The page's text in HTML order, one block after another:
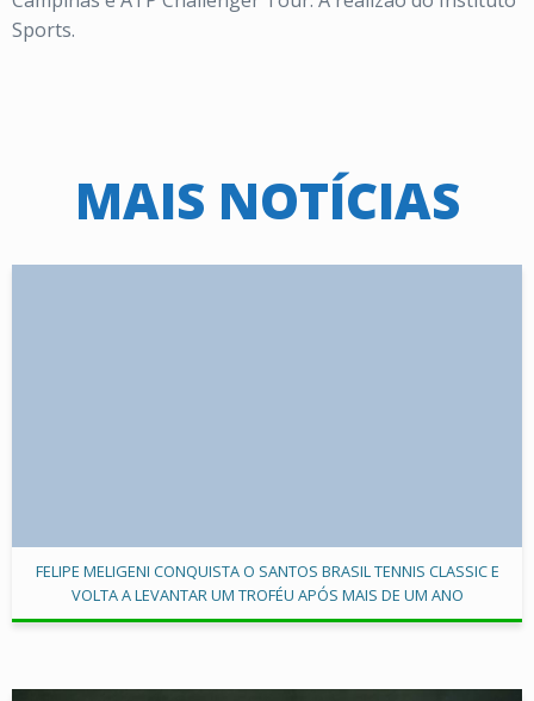
Sports.
MAIS NOTÍCIAS
FELIPE MELIGENI CONQUISTA O SANTOS BRASIL TENNIS CLASSIC E
VOLTA A LEVANTAR UM TROFÉU APÓS MAIS DE UM ANO